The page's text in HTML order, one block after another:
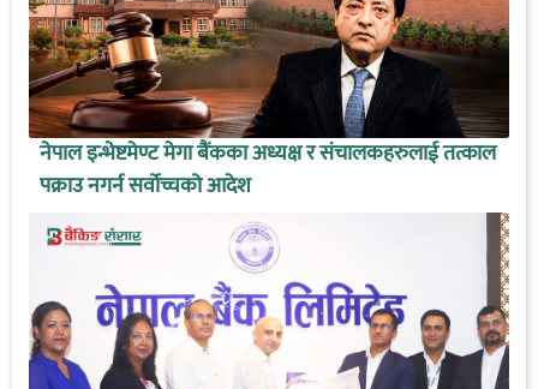
नेपाल इन्भेष्टमेण्ट मेगा बैंकका अध्यक्ष र संचालकहरुलाई तत्काल
पक्राउ नगर्न सर्वोच्चको आदेश